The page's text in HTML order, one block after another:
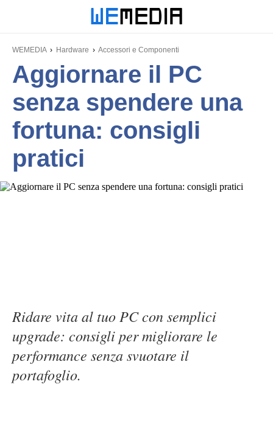
WEMEDIA Hardware Accessori e Componenti
Aggiornare il PC
senza spendere una
fortuna: consigli
pratici
Ridare vita al tuo PC con semplici
upgrade: consigli per migliorare le
performance senza svuotare il
portafoglio.